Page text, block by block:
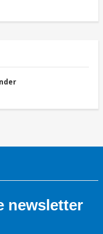
newsletter